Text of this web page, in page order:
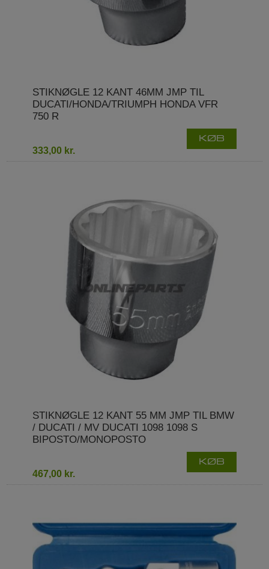
STIKNØGLE 12 KANT 46MM JMP TIL
DUCATI/HONDA/TRIUMPH HONDA VFR
750 R
333,00 kr.
KØB
STIKNØGLE 12 KANT 55 MM JMP TIL BMW
/ DUCATI / MV DUCATI 1098 1098 S
BIPOSTO/MONOPOSTO
467,00 kr.
KØB